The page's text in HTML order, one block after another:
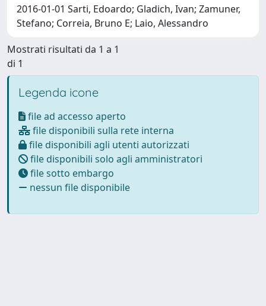
2016-01-01 Sarti, Edoardo; Gladich, Ivan; Zamuner,
Stefano; Correia, Bruno E; Laio, Alessandro
Mostrati risultati da 1 a 1
di 1
Legenda icone
file ad accesso aperto
file disponibili sulla rete interna
file disponibili agli utenti autorizzati
file disponibili solo agli amministratori
file sotto embargo
nessun file disponibile